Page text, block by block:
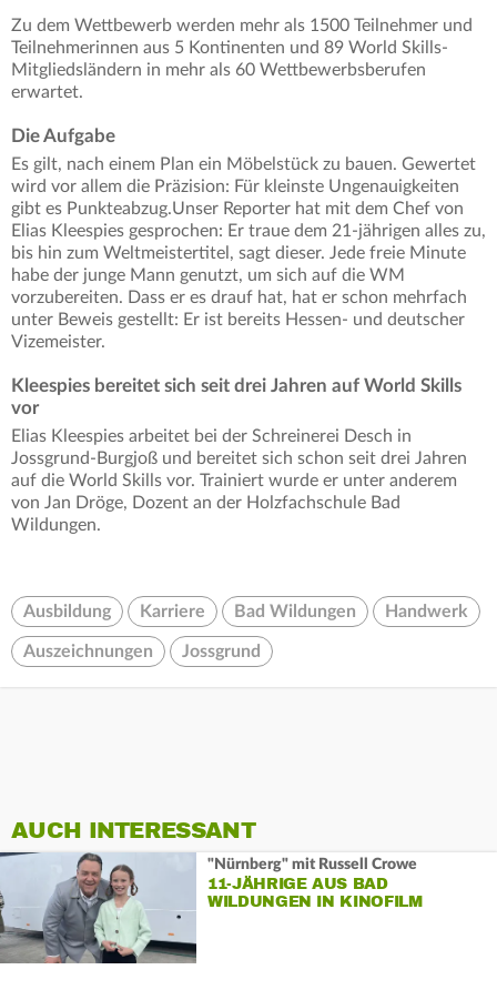
Zu dem Wettbewerb werden mehr als 1500 Teilnehmer und
Teilnehmerinnen aus 5 Kontinenten und 89 World Skills-
Mitgliedsländern in mehr als 60 Wettbewerbsberufen
erwartet.
Die Aufgabe
Es gilt, nach einem Plan ein Möbelstück zu bauen. Gewertet
wird vor allem die Präzision: Für kleinste Ungenauigkeiten
gibt es Punkteabzug.Unser Reporter hat mit dem Chef von
Elias Kleespies gesprochen: Er traue dem 21-jährigen alles zu,
bis hin zum Weltmeistertitel, sagt dieser. Jede freie Minute
habe der junge Mann genutzt, um sich auf die WM
vorzubereiten. Dass er es drauf hat, hat er schon mehrfach
unter Beweis gestellt: Er ist bereits Hessen- und deutscher
Vizemeister.
Kleespies bereitet sich seit drei Jahren auf World Skills
vor
Elias Kleespies arbeitet bei der Schreinerei Desch in
Jossgrund-Burgjoß und bereitet sich schon seit drei Jahren
auf die World Skills vor. Trainiert wurde er unter anderem
von Jan Dröge, Dozent an der Holzfachschule Bad
Wildungen.
Ausbildung Karriere Bad Wildungen Handwerk
Auszeichnungen Jossgrund
AUCH INTERESSANT
"Nürnberg" mit Russell Crowe
11-JÄHRIGE AUS BAD
WILDUNGEN IN KINOFILM